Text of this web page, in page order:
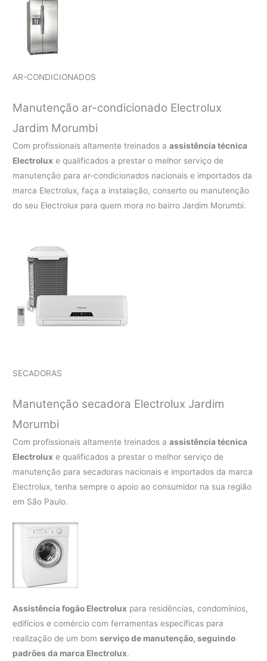
AR-CONDICIONADOS
Manutenção ar-condicionado Electrolux
Jardim Morumbi
Com profissionais altamente treinados aassistência técnica
Electrolux e qualificados a prestar o melhor serviço de
manutenção para ar-condicionados nacionais e importados da
marca Electrolux, faça a instalação, conserto ou manutenção
do seu Electrolux para quem mora no bairro Jardim Morumbi.
SECADORAS
Manutenção secadora Electrolux Jardim
Morumbi
Com profissionais altamente treinados aassistência técnica
Electrolux e qualificados a prestar o melhor serviço de
manutenção para secadoras nacionais e importados da marca
Electrolux, tenha sempre o apoio ao consumidor na sua região
em São Paulo.
Assistência fogão Electrolux para residências, condomínios,
edifícios e comércio com ferramentas específicas para
realização de um bomserviço de manutenção, seguindo
padrões da marca Electrolux.